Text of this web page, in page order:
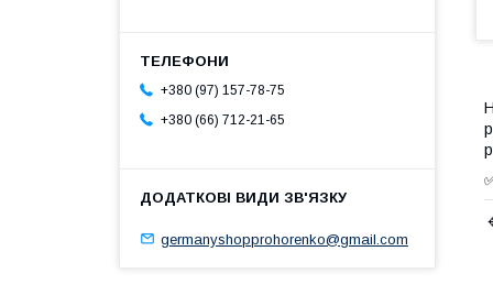
+380 (97) 157-78-75
+380 (66) 712-21-65
germanyshopprohorenko@gmail.com